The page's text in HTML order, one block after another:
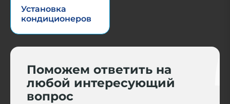
Установка
кондиционеров
Поможем ответить на
любой интересующий
вопрос